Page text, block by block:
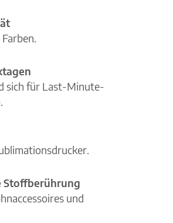
sich für Last-Minute-
Stoffberührung
und